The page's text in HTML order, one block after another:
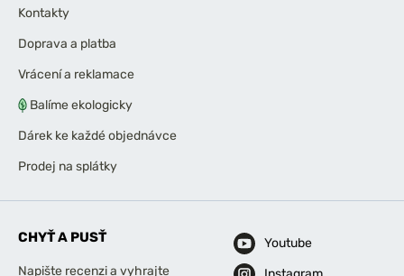
Kontakty
Doprava a platba
Vrácení a reklamace
Balíme ekologicky
Dárek ke každé objednávce
Prodej na splátky
CHYŤ A PUSŤ
Napište recenzi a vyhrajte
Youtube